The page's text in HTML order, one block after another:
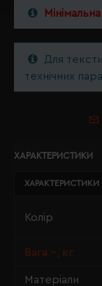
Для
технічних
ХАРАКТЕРИСТИКИ
ХАРАКТЕРИСТИКИ
Колір
Вага ~, кг
Матеріали